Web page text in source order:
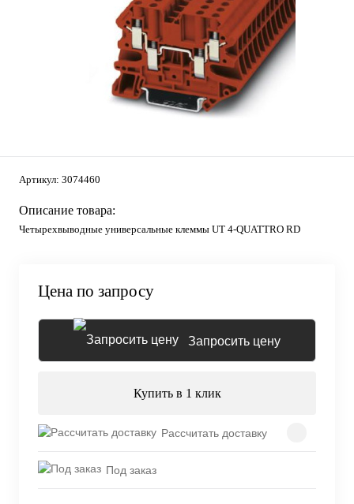
Артикул: 3074460
Описание товара:
Четырехвыводные универсальные клеммы UT 4-QUATTRO RD
Цена по запросу
Запросить цену
Купить в 1 клик
Рассчитать доставку
Под заказ